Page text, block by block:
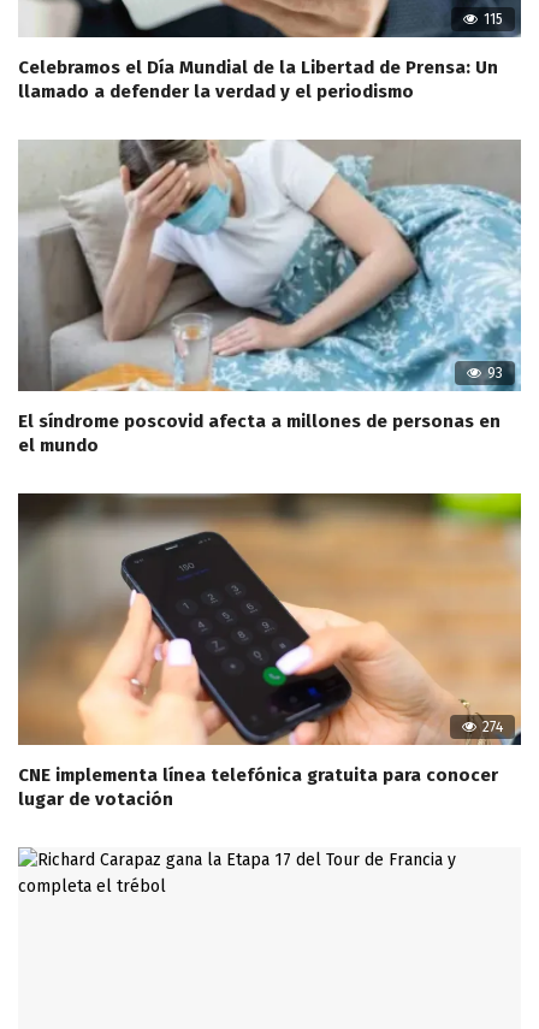
115
Celebramos el Día Mundial de la Libertad de Prensa: Un
llamado a defender la verdad y el periodismo
93
El síndrome poscovid afecta a millones de personas en
el mundo
274
CNE implementa línea telefónica gratuita para conocer
lugar de votación